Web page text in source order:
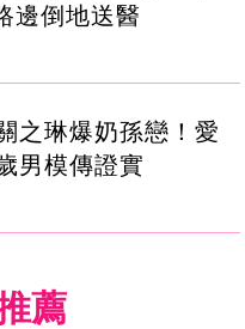
邊倒地送醫
之琳爆奶孫戀！愛
男模傳證實
薦